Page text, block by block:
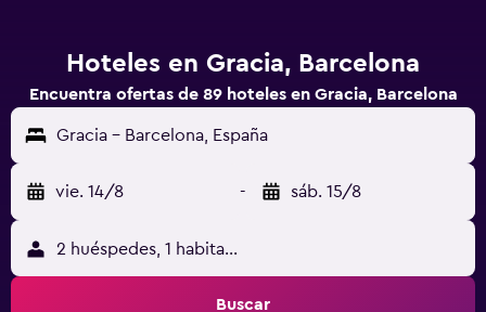
Hoteles en Gracia, Barcelona
Encuentra ofertas de 89 hoteles en Gracia, Barcelona
Gracia - Barcelona, España
vie. 14/8 - sáb. 15/8
2 huéspedes, 1 habitación
Buscar